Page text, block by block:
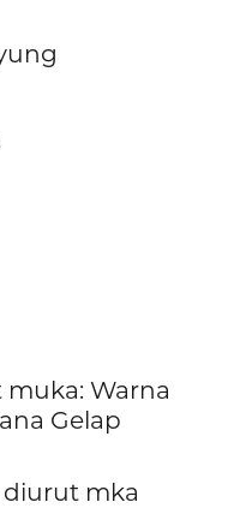
Warna
Gelap
mka